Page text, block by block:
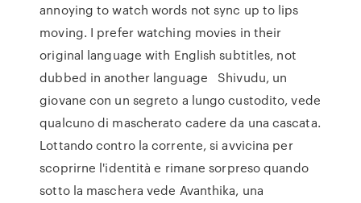
annoying to watch words not sync up to lips
moving. I prefer watching movies in their
original language with English subtitles, not
dubbed in another language Shivudu, un
giovane con un segreto a lungo custodito, vede
qualcuno di mascherato cadere da una cascata.
Lottando contro la corrente, si avvicina per
scoprirne l'identità e rimane sorpreso quando
sotto la maschera vede Avanthika, una